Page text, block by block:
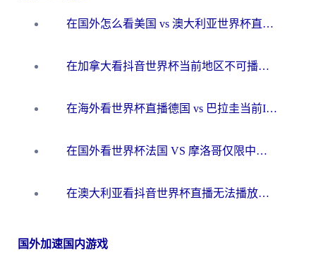
在国外怎么看美国 vs 澳大利亚世界杯直播？海外党必藏的中文解说观赛指南
在加拿大看抖音世界杯当前地区不可播放？海外党体育观赛终极指南
在海外看世界杯直播德国 vs 巴拉圭当前IP受限制？这篇指南帮你轻松解决地区限制
在国外看世界杯法国 VS 摩洛哥仅限中国大陆？别让地域限制拦下你的欢呼
在澳大利亚看抖音世界杯直播无法播放？海外党体育观赛终极指南来了！
国外加速国内游戏